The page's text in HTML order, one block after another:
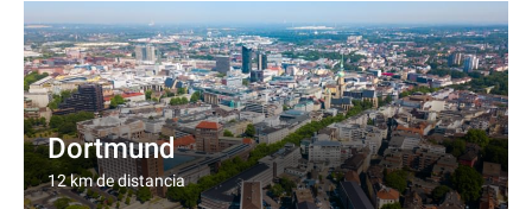
Dortmund
12 km de distancia